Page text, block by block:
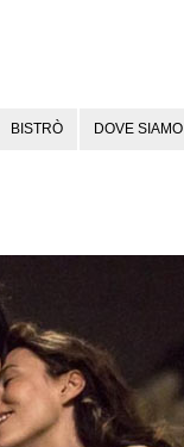
BISTRÒ DOVE SIAMO